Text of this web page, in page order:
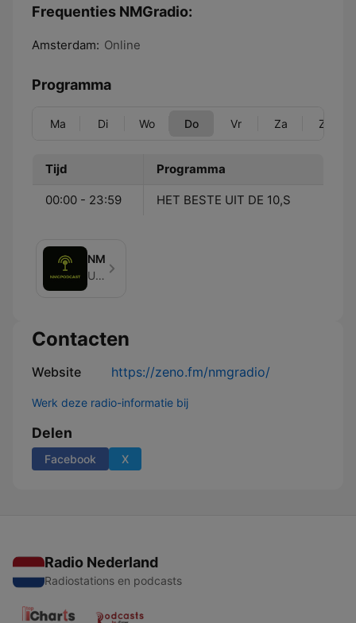
Frequenties NMGradio:
Amsterdam: Online
Programma
Ma Di Wo Do Vr Za Zo
Tijd Programma
00:00 - 23:59 HET BESTE UIT DE 10,S
NMGpodcast
Unknown
Contacten
Website https://zeno.fm/nmgradio/
Werk deze radio-informatie bij
Delen
Facebook X
Radio Nederland
Radiostations en podcasts